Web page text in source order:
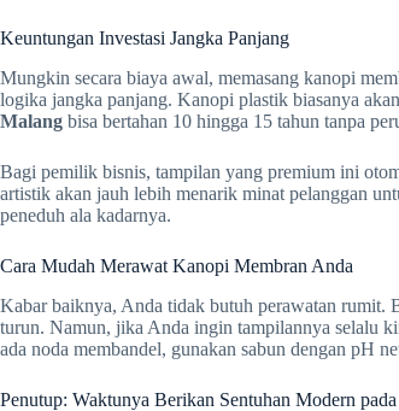
Keuntungan Investasi Jangka Panjang
Mungkin secara biaya awal, memasang kanopi
logika jangka panjang. Kanopi plastik biasanya
Malang bisa bertahan 10 hingga 15 tahun tanpa
Bagi pemilik bisnis, tampilan yang premium ini
artistik akan jauh lebih menarik minat pelanggan
peneduh ala kadarnya.
Cara Mudah Merawat Kanopi Membran Anda
Kabar baiknya, Anda tidak butuh perawatan rumit.
turun. Namun, jika Anda ingin tampilannya selalu
ada noda membandel, gunakan sabun dengan pH
Penutup: Waktunya Berikan Sentuhan Modern